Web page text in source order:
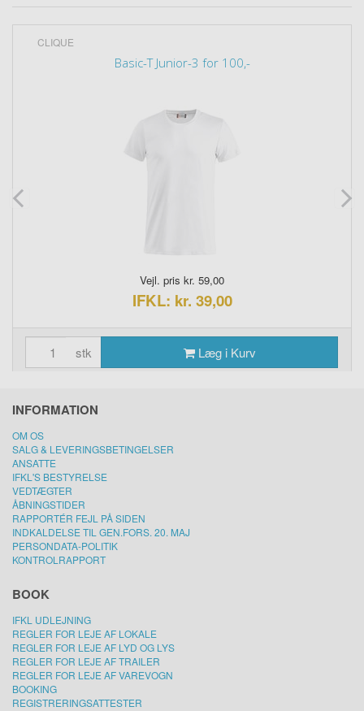
CLIQUE
Basic-T Junior-3 for 100,-
Vejl. pris kr. 59,00
IFKL: kr. 39,00
stk Læg i Kurv
INFORMATION
OM OS
SALG & LEVERINGSBETINGELSER
ANSATTE
IFKL'S BESTYRELSE
VEDTÆGTER
ÅBNINGSTIDER
RAPPORTÉR FEJL PÅ SIDEN
INDKALDELSE TIL GEN.FORS. 20. MAJ
PERSONDATA-POLITIK
KONTROLRAPPORT
BOOK
IFKL UDLEJNING
REGLER FOR LEJE AF LOKALE
REGLER FOR LEJE AF LYD OG LYS
REGLER FOR LEJE AF TRAILER
REGLER FOR LEJE AF VAREVOGN
BOOKING
REGISTRERINGSATTESTER